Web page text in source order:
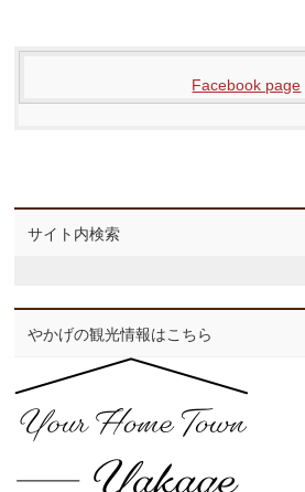
Facebook page
サイト内検索
やかげの観光情報はこちら